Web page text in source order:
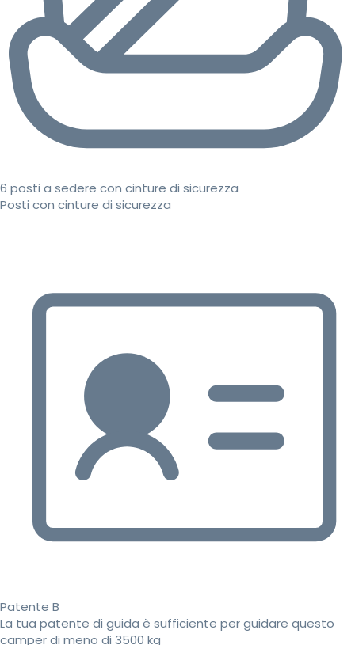
6 posti a sedere con cinture di sicurezza
Posti con cinture di sicurezza
Patente B
La tua patente di guida è sufficiente per guidare questo
camper di meno di 3500 kg